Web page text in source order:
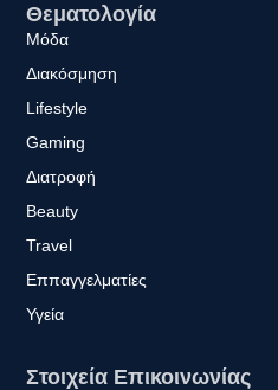
Θεματολογία
Μόδα
Διακόσμηση
Lifestyle
Gaming
Διατροφή
Beauty
Travel
Εππαγγελματίες
Υγεία
Στοιχεία Επικοινωνίας